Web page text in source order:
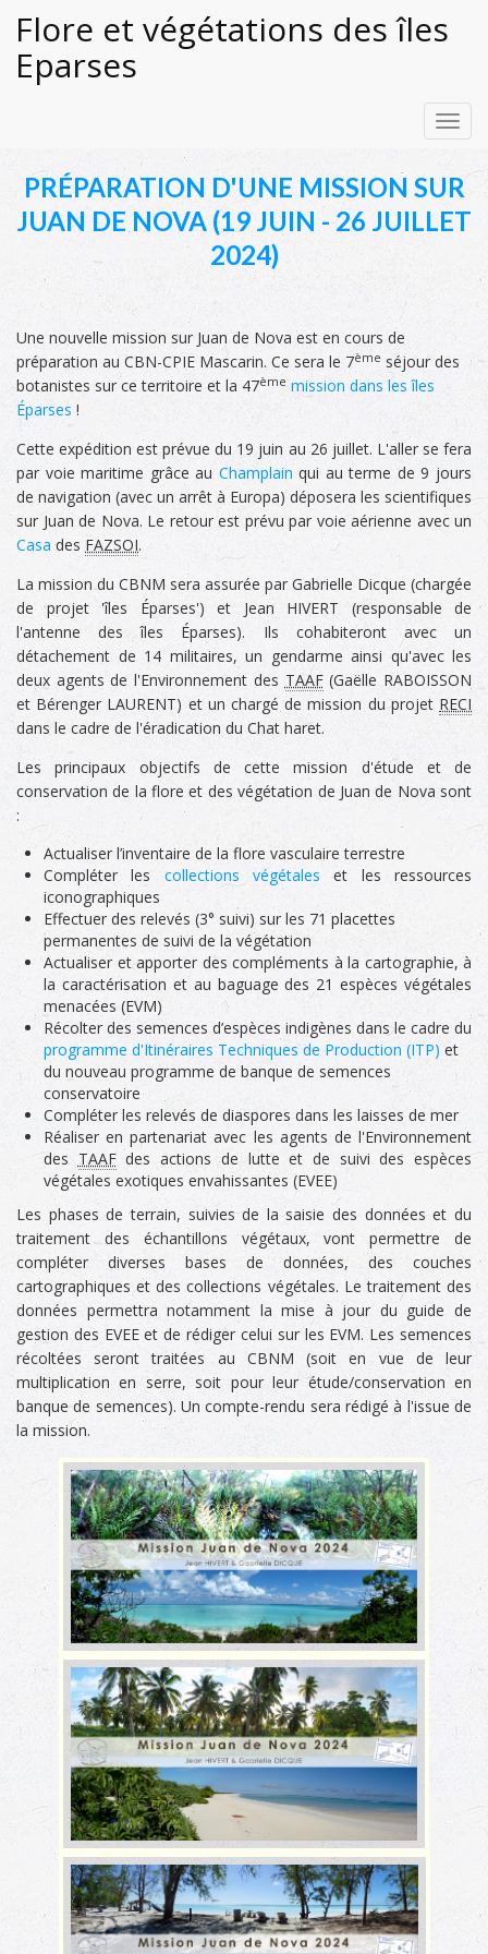
Flore et végétations des îles
Eparses
PRÉPARATION D'UNE MISSION SUR
JUAN DE NOVA (19 JUIN - 26 JUILLET
2024)
Une nouvelle mission sur Juan de Nova est en cours de
préparation au CBN-CPIE Mascarin. Ce sera le 7ème séjour des
botanistes sur ce territoire et la 47ème mission dans les îles
Éparses !
Cette expédition est prévue du 19 juin au 26 juillet. L'aller se fera
par voie maritime grâce au Champlainqui au terme de 9 jours
de navigation (avec un arrêt à Europa) déposera les scientifiques
sur Juan de Nova. Le retour est prévu par voie aérienne avec un
Casa des FAZSOI.
La mission du CBNM sera assurée par Gabrielle Dicque (chargée
de projet 'îles Éparses') et Jean HIVERT (responsable de
l'antenne des îles Éparses). Ils cohabiteront avec un
détachement de 14 militaires, un gendarme ainsi qu'avec les
deux agents de l'Environnement des TAAF(Gaëlle RABOISSON
et Bérenger LAURENT) et un chargé de mission du projet RECI
dans le cadre de l'éradication du Chat haret.
Les principaux objectifs de cette mission d'étude et de
conservation de la flore et des végétation de Juan de Nova sont
:
Actualiser l’inventaire de la flore vasculaire terrestre
Compléter les collections végétales et les ressources
iconographiques
Effectuer des relevés (3° suivi) sur les 71 placettes
permanentes de suivi de la végétation
Actualiser et apporter des compléments à la cartographie, à
la caractérisation et au baguage des 21 espèces végétales
menacées (EVM)
Récolter des semences d’espèces indigènes dans le cadre du
programme d'Itinéraires Techniques de Production (ITP) et
du nouveau programme de banque de semences
conservatoire
Compléter les relevés de diaspores dans les laisses de mer
Réaliser en partenariat avec les agents de l'Environnement
des TAAFdes actions de lutte et de suivi des espèces
végétales exotiques envahissantes (EVEE)
Les phases de terrain, suivies de la saisie des données et du
traitement des échantillons végétaux, vont permettre de
compléter diverses bases de données, des couches
cartographiques et des collections végétales. Le traitement des
données permettra notamment la mise à jour du guide de
gestion des EVEE et de rédiger celui sur les EVM. Les semences
récoltées seront traitées au CBNM (soit en vue de leur
multiplication en serre, soit pour leur étude/conservation en
banque de semences). Un compte-rendu sera rédigé à l'issue de
la mission.